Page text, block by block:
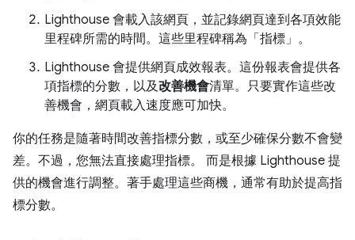
Lighthouse 會載入該網頁，並記錄網頁達到各項效能
里程碑所需的時間。這些里程碑稱為「指標」 。
Lighthouse 會提供網頁成效報表。這份報表會提供各
項指標的分數，以及改善機會清單。只要實作這些改
善機會，網頁載入速度應可加快。
你的任務是隨著時間改善指標分數，或至少確保分數不會變
差。不過，您無法直接處理指標。 而是根據 Lighthouse 提
供的機會進行調整。著手處理這些商機，通常有助於提高指
標分數。